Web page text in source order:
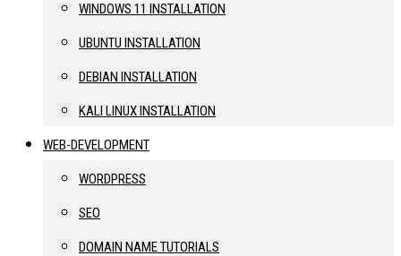
WINDOWS 11 INSTALLATION
UBUNTU INSTALLATION
DEBIAN INSTALLATION
KALI LINUX INSTALLATION
WEB-DEVELOPMENT
WORDPRESS
SEO
DOMAIN NAME TUTORIALS